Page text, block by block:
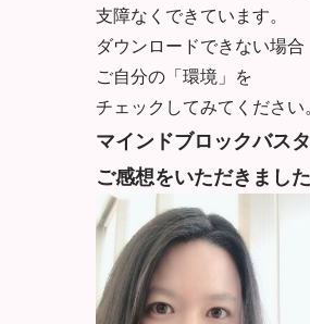
支障なくできています。
ダウンロードできない場合
ご自分の「環境」を
チェックしてみてください。
マインドブロックバス
ご感想をいただきました